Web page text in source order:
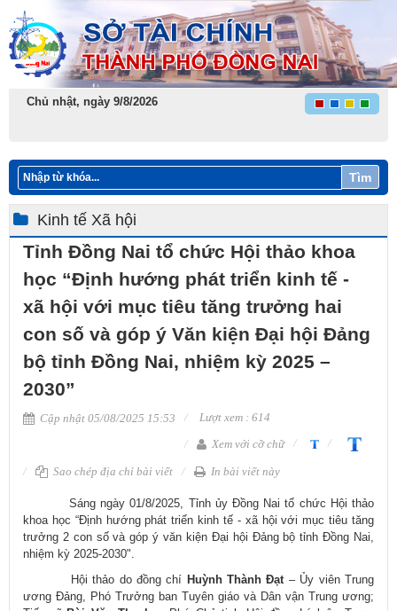
Chủ nhật, ngày 9/8/2026
Tìm
Kinh tế Xã hội
Tỉnh Đồng Nai tổ chức Hội thảo khoa
học “Định hướng phát triển kinh tế -
xã hội với mục tiêu tăng trưởng hai
con số và góp ý Văn kiện Đại hội Đảng
bộ tỉnh Đồng Nai, nhiệm kỳ 2025 –
2030”
Cập nhật 05/08/2025 15:53
Lượt xem : 614
Xem với cỡ chữ
Sao chép địa chỉ bài viết In bài viết này
Sáng ngày 01/8/2025, Tỉnh ủy Đồng Nai tổ chức Hội thảo
khoa học “Định hướng phát triển kinh tế - xã hội với mục tiêu tăng
trưởng 2 con số và góp ý văn kiện Đại hội Đảng bộ tỉnh Đồng Nai,
nhiệm kỳ 2025-2030".
Hội thảo do đồng chí Huỳnh Thành Đạt – Ủy viên Trung
ương Đảng, Phó Trưởng ban Tuyên giáo và Dân vận Trung ương;